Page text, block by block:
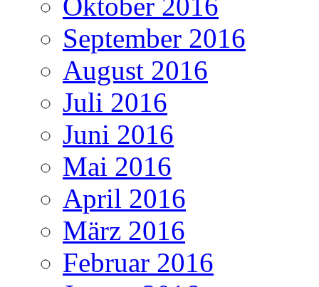
September 2016
August 2016
Juli 2016
Juni 2016
Mai 2016
April 2016
März 2016
Februar 2016